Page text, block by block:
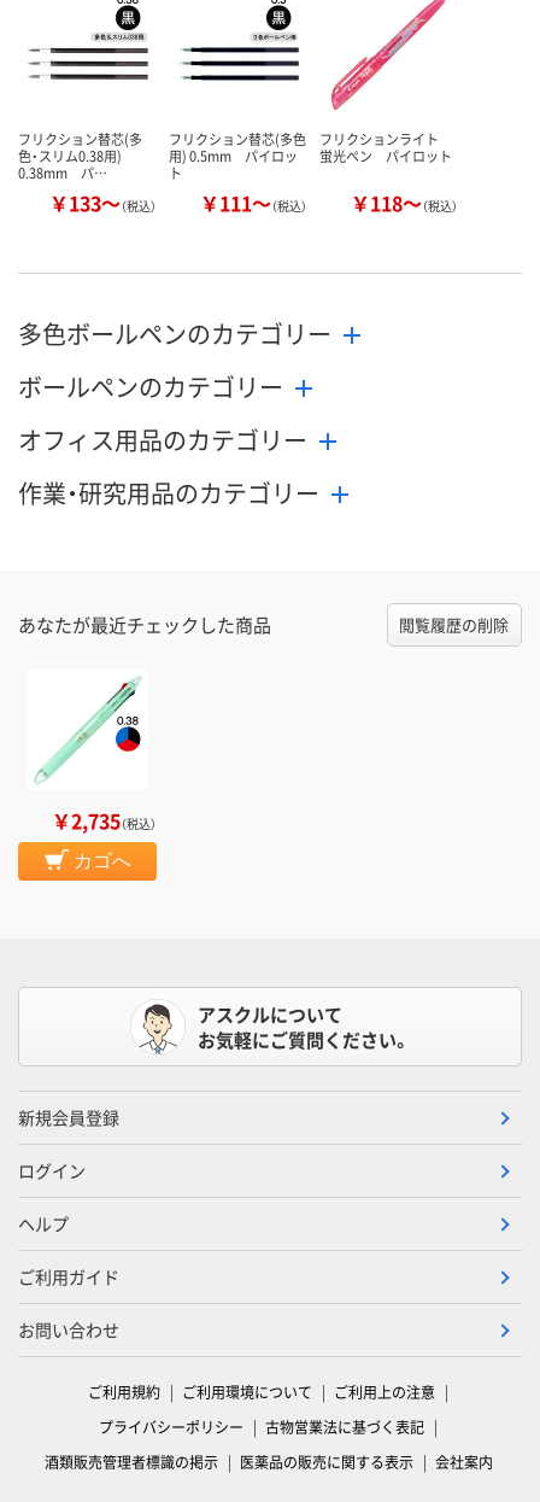
フリクション替芯(多
色・スリム0.38用)
0.38mm パ…
￥133～（税込）
フリクション替芯(多色
用) 0.5mm パイロッ
ト
￥111～（税込）
フリクションライト
蛍光ペン パイロット
￥118～（税込）
多色ボールペンのカテゴリー
ボールペンのカテゴリー
オフィス用品のカテゴリー
作業・研究用品のカテゴリー
あなたが最近チェックした商品 閲覧履歴の削除
￥2,735（税込）
カゴへ
アスクルについて
お気軽にご質問ください。
新規会員登録
ログイン
ヘルプ
ご利用ガイド
お問い合わせ
ご利用規約 ご利用環境について
ご利用上の注意
プライバシーポリシー
古物営業法に基づく表記
酒類販売管理者標識の掲示
医薬品の販売に関する表示 会社案内